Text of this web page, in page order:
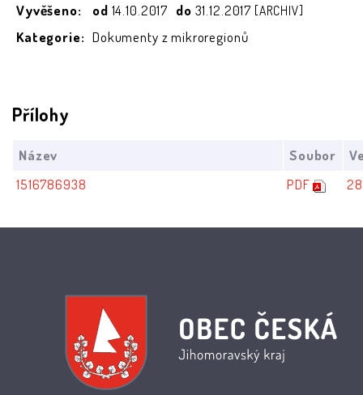
Vyvěšeno: od 14.10.2017 do 31.12.2017 [ARCHIV]
Kategorie: Dokumenty z mikroregionů
Přílohy
Název Soubor
1516786938
PDF